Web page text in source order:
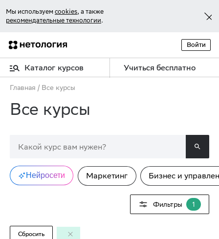
Мы используем cookies, а также
рекомендательные технологии.
Войти
Каталог курсов Учиться бесплатно
Главная / Все курсы
Все курсы
Нейросети Маркетинг Бизнес и
Сбросить
Фильтры 1